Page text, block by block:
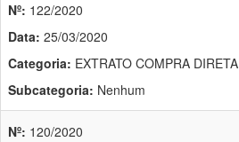
Nº: 122/2020
Data: 25/03/2020
Categoria: EXTRATO COMPRA DIRETA
Subcategoria: Nenhum
Nº: 120/2020